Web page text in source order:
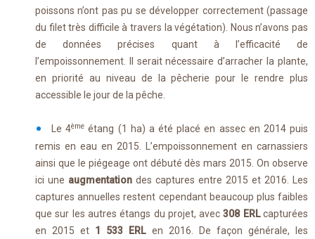
poissons n’ont pas pu se développer correctement (passage
du filet très difficile à travers la végétation). Nous n’avons pas
de données précises quant à l’efficacité de
l’empoissonnement. Il serait nécessaire d’arracher la plante,
en priorité au niveau de la pêcherie pour le rendre plus
accessible le jour de la pêche.
Le 4ème étang (1 ha) a été placé en assec en 2014 puis
remis en eau en 2015. L’empoissonnement en carnassiers
ainsi que le piégeage ont débuté dès mars 2015. On observe
ici une augmentation des captures entre 2015 et 2016. Les
captures annuelles restent cependant beaucoup plus faibles
que sur les autres étangs du projet, avec308 ERLcapturées
en 2015 et 1 533 ERLen 2016. De façon générale, les